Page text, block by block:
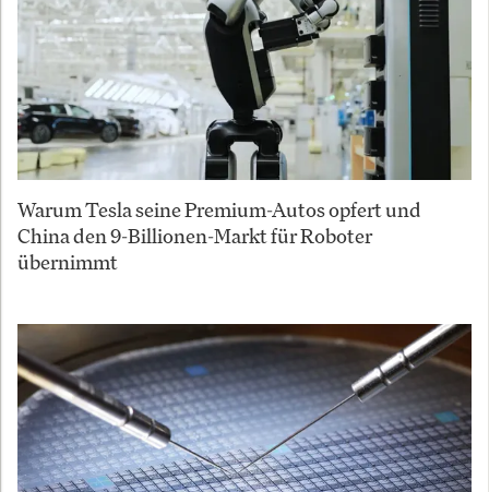
Warum Tesla seine Premium-Autos opfert und
China den 9-Billionen-Markt für Roboter
übernimmt